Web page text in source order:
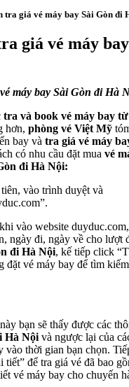
tra giá vé máy bay Sài Gòn đi
giá vé máy
máy bay Sài Gòn đi Hà
tra và book vé máy bay
hơn, phòng vé Việt Mỹ
bay và tra giá vé máy
có nhu cầu đặt mua vé
đi Hà Nội:
vào trình duyệt và
vào website
ngày đi, ngày về cho lượt
đi Hà Nội, kế tiếp click
đặt vé máy bay để tìm
bạn sẽ thấy được các
Hà Nội và ngược lại của
vào thời gian bạn chọn.
tiết” để tra giá vé đã bao
vé máy bay cho chuyến